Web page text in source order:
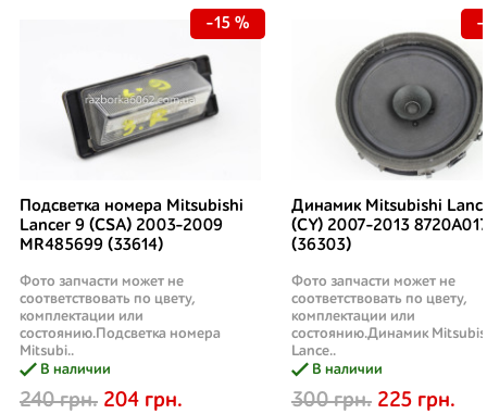
Подсветка номера Mitsubishi
Lancer 9 (CSA) 2003-2009
MR485699 (33614)
Фото запчасти может не
соответствовать по цвету,
комплектации или
состоянию.Подсветка номера
Mitsubi..
В наличии
240 грн. 204 грн.
-15 %
Динамик Mitsubishi
(CY) 2007-2013
(36303)
Фото запчасти может не
соответствовать по цвету,
комплектации или
состоянию.Динамик
Lance..
В наличии
300 грн. 225 грн.
-